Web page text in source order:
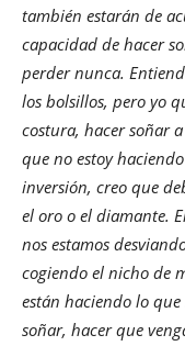
también estarán de
capacidad de hacer
perder nunca.
los bolsillos, pero yo
costura, hacer soñar
que no estoy
inversión, creo que
el oro o el diamante.
nos estamos
cogiendo el nicho de
están haciendo lo
soñar, hacer que